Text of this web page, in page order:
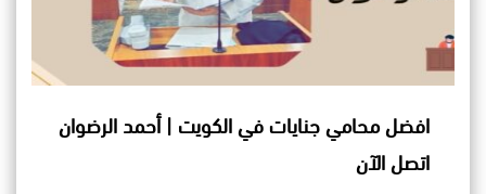
افضل محامي جنايات في الكويت | أحمد الرضوان
اتصل الآن